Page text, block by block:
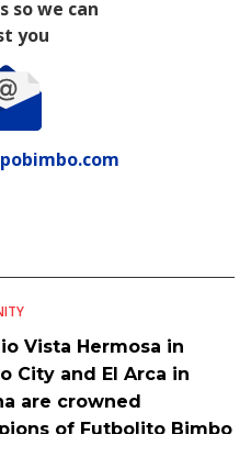
so we can
you
Vista Hermosa in
City and El Arca in
are crowned
of Futbolito Bimbo